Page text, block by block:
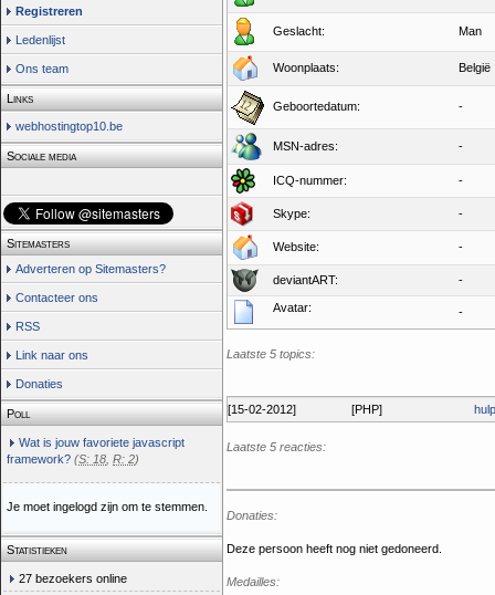
Registreren
Ledenlijst
Ons team
Links
webhostingtop10.be
Sociale media
Sitemasters
Adverteren op Sitemasters?
Contacteer ons
RSS
Link naar ons
Donaties
Poll
Wat is jouw favoriete javascript
framework? (S: 18 R: 2)
Je moet ingelogd zijn om te stemmen.
Statistieken
27 bezoekers online
Geslacht: Man
Woonplaats: België
Geboortedatum: -
MSN-adres: -
ICQ-nummer: -
Skype: -
Website: -
deviantART: -
Avatar: -
Laatste 5 topics:
[15-02-2012] [PHP]
Laatste 5 reacties:
Donaties:
Deze persoon heeft nog niet gedoneerd.
Medailles: